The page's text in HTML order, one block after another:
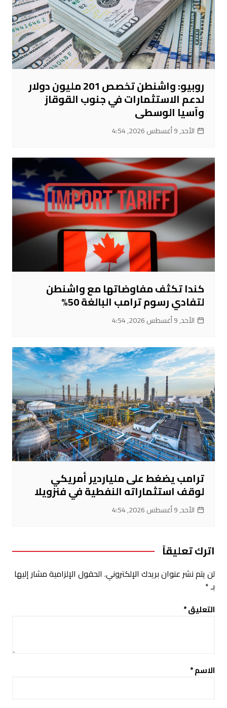
روبيو: واشنطن تخصص 201 مليون دولار
لدعم الاستثمارات في جنوب القوقاز
وآسيا الوسطى
الأحد, 9 أغسطس 2026, 4:54
كندا تكثف مفاوضاتها مع واشنطن
لتفادي رسوم ترامب البالغة 50%
الأحد, 9 أغسطس 2026, 4:54
ترامب يضغط على ملياردير أمريكي
لوقف استثماراته النفطية في فنزويلا
الأحد, 9 أغسطس 2026, 4:54
اترك تعليقاً
لن يتم نشر عنوان بريدك الإلكتروني. الحقول الإلزامية مشار إليها
بـ*
التعليق*
الاسم*